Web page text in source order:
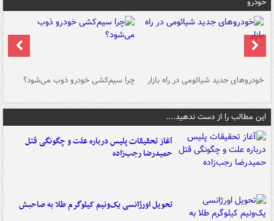
خودروهای جدید شیائومی در راه بازار چرا سیم‌کشی خودرو ذوب می‌شود؟
این مطالب را از دست ندهید....
آغاز تحقیقات پلیس درباره علت و چگونگی قتل
حمیدرضا رجب‌زاده
تحویل اورژانسی یک‌ونیم کیلوگرم طلا به صاحبش